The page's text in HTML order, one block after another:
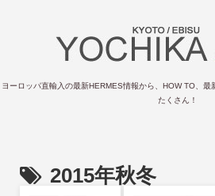
ヨーロッパ直輸入の最新HERMES情報から、HOW TO、最
たくさん！
2015年秋冬